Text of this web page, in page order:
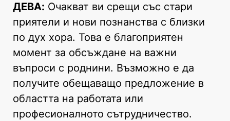
ДЕВА: Очакват ви срещи със стари
приятели и нови познанства с близки
по дух хора. Това е благоприятен
момент за обсъждане на важни
въпроси с роднини. Възможно е да
получите обещаващо предложение в
областта на работата или
професионалното сътрудничество.